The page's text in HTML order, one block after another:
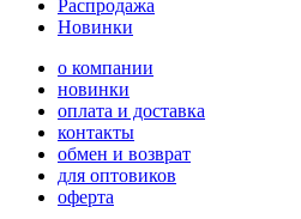
Распродажа
Новинки
о компании
новинки
оплата и доставка
контакты
обмен и возврат
для оптовиков
оферта